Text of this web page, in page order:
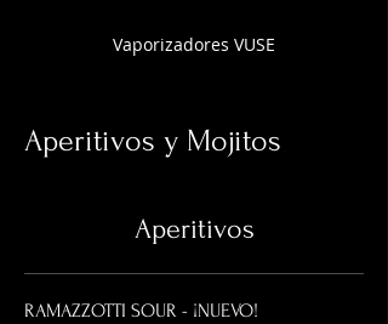
Vaporizadores VUSE
Aperitivos y Mojitos
Aperitivos
RAMAZZOTTI SOUR - ¡NUEVO!